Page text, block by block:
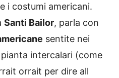
i costumi americani.
Santi Bailor, parla con
sentite nei
intercalari (come
orrait per dire all